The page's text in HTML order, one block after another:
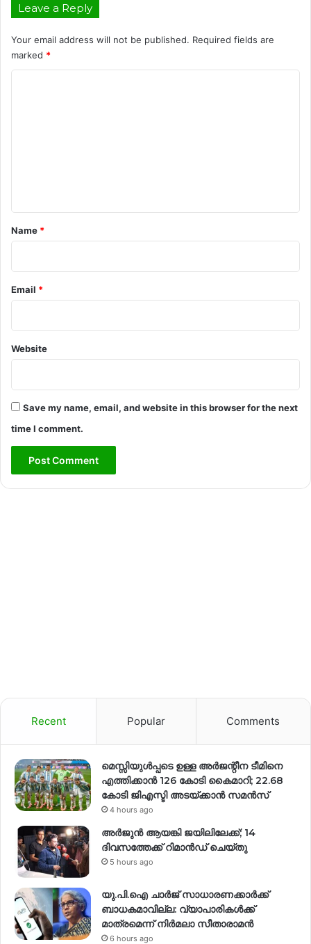
Leave a Reply
Your email address will not be published. Required fields are
marked *
*
Name *
Email *
Website
Save my name, email, and website in this browser for the next
time I comment.
Recent Popular Comments
മെസ്സിയുൾപ്പടെ ഉള്ള അർജന്റീന ടീമിനെ
എത്തിക്കാൻ 126 കോടി കൈമാറി; 22.68
കോടി ജിഎസ്ടി അടയ്ക്കാൻ സമൻസ്
4 hours ago
അർജുൻ ആയങ്കി ജയിലിലേക്ക്; 14
ദിവസത്തേക്ക് റിമാൻഡ് ചെയ്തു
5 hours ago
യു.പി.ഐ ചാർജ് സാധാരണക്കാർക്ക്
ബാധകമാവില്ല: വ്യാപാരികൾക്ക്
മാത്രമെന്ന് നിർമലാ സീതാരാമൻ
6 hours ago